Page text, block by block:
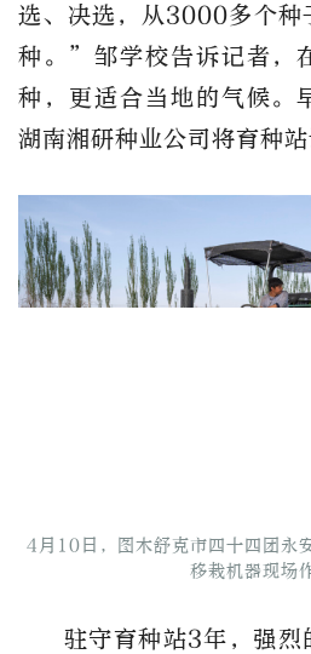
选、决选，从3000多个种
种。”邹学校告诉记者，
种，更适合当地的气候。
湖南湘研种业公司将育种站
4月10日，图木舒克市四十四团永
移栽机器现场
驻守育种站3年，强烈